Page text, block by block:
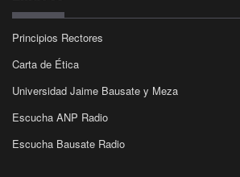
Principios Rectores
Carta de Ética
Universidad Jaime Bausate y Meza
Escucha ANP Radio
Escucha Bausate Radio